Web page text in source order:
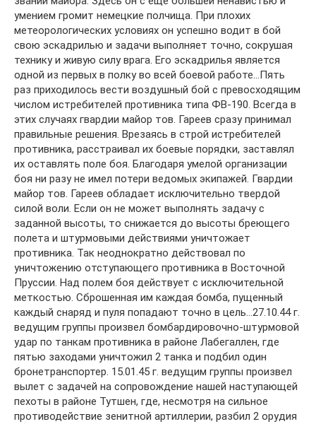
умением громит немецкие полчища. При плохих
метеорологических условиях он успешно водит в бой
свою эскадрилью и задачи выполняет точно, сокрушая
технику и живую силу врага. Его эскадрилья является
одной из первых в полку во всей боевой работе…Пять
раз приходилось вести воздушный бой с превосходящим
числом истребителей противника типа ФВ-190. Всегда в
этих случаях гвардии майор тов. Гареев сразу принимал
правильные решения. Врезаясь в строй истребителей
противника, расстраивал их боевые порядки, заставлял
их оставлять поле боя. Благодаря умелой организации
боя ни разу не имел потери ведомых экипажей. Гвардии
майор тов. Гареев обладает исключительно твердой
силой воли. Если он не может выполнять задачу с
заданной высоты, то снижается до высоты бреющего
полета и штурмовыми действиями уничтожает
противника. Так неоднократно действовал по
уничтожению отступающего противника в Восточной
Пруссии. Над полем боя действует с исключительной
меткостью. Сброшенная им каждая бомба, пущенный
каждый снаряд и пуля попадают точно в цель…27.10.44 г.
ведущим группы произвел бомбардировочно-штурмовой
удар по танкам противника в районе Лабегаллен, где
пятью заходами уничтожил 2 танка и подбил один
бронетранспортер. 15.01.45 г. ведущим группы произвел
вылет с задачей на сопровождение нашей наступающей
пехоты в районе Тутшен, где, несмотря на сильное
противодействие зенитной артиллерии, разбил 2 орудия